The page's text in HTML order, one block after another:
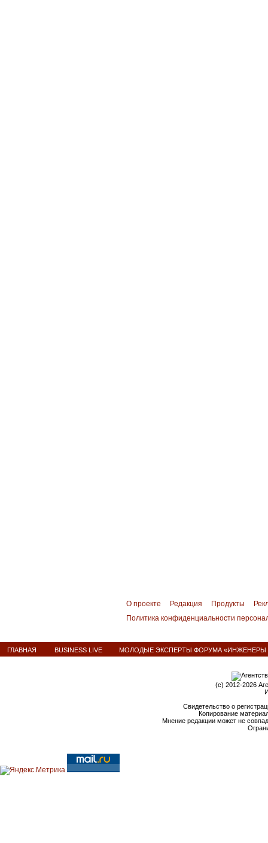
О проекте Редакция Продукты
Политика конфиденциальности
ГЛАВНАЯ BUSINESS LIVE МОЛОДЫЕ ЭКСПЕРТЫ ФОРУМА «ИНЖЕНЕРЫ
(c) 2012-2026
Свидетельство о
Копирование
Мнение редакции может не